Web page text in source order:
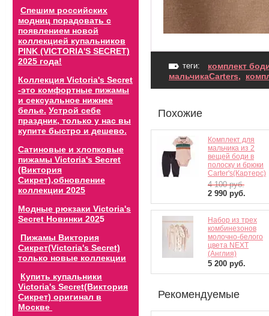
Спешим российских
модниц порадовать с
появлением новой
коллекцией купальников
PINK (VICTORIA'S SECRET)
2025 года!
Коллекция Victoria's Secret
-это комфортные пижамы
и сексуальное нижнее
белье. Устрой себе
праздник, только у нас вы
купите быстро и дешево.
Сатиновые и хлопковые
пижамы Victoria's Secret
(Виктория
Сикрет),обновление
коллекции 2025
Модные рюкзаки Victoria's
Secret Новинки 2025
Пижамы Виктория
Сикрет(Victoria's Secret)
только новые коллекции
Купить купальники
Victoria's Secret(Виктория
Сикрет) оригинал в
Москве
теги:
комплект
мальчикаCarters,
Похожие
Комплект для
мальчика из 2
вещей боди в
полоску и брюки
Carter's(Картерс)
4 100руб.
2 990 руб.
Набор из трех
комбинезонов
молочно-белого
цвета NEXT
(Англия)
5 200 руб.
Рекомендуемые